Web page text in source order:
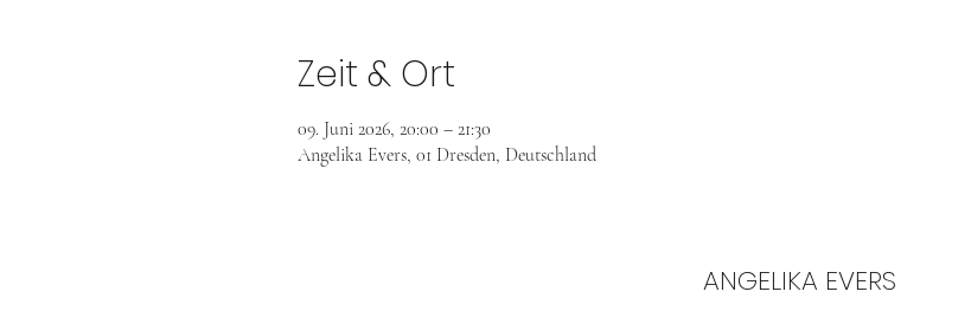
Zeit & Ort
09. Juni 2026, 20:00 – 21:30
Angelika Evers, 01 Dresden, Deutschland
ANGELIKA EVERS